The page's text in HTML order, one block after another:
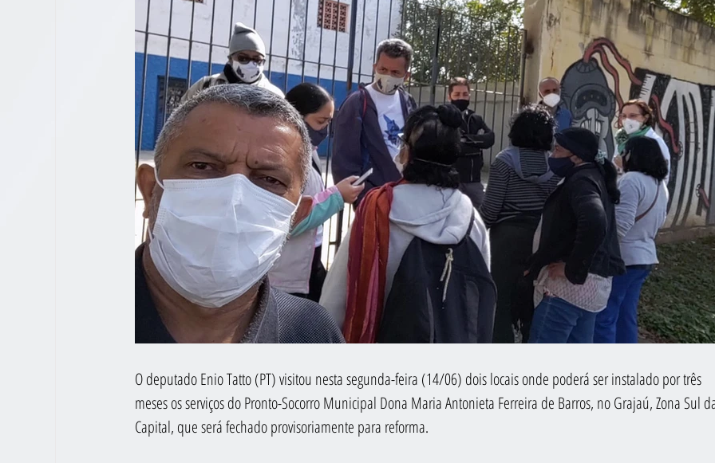
O deputado Enio Tatto (PT) visitou nesta segunda-feira (14/06) dois locais onde poderá ser instalado por três
meses os serviços do Pronto-Socorro Municipal Dona Maria Antonieta Ferreira de Barros, no Grajaú, Zona Sul
Capital, que será fechado provisoriamente para reforma.